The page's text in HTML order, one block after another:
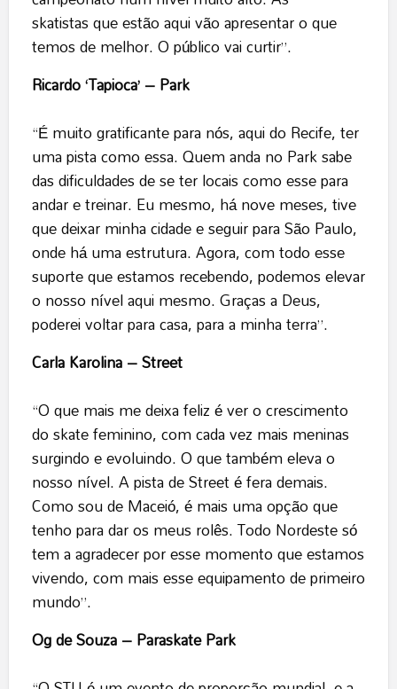
skatistas que estão aqui vão apresentar o que
temos de melhor. O público vai curtir”.
Ricardo ‘Tapioca’ – Park
“É muito gratificante para nós, aqui do Recife, ter
uma pista como essa. Quem anda no Park sabe
das dificuldades de se ter locais como esse para
andar e treinar. Eu mesmo, há nove meses, tive
que deixar minha cidade e seguir para São Paulo,
onde há uma estrutura. Agora, com todo esse
suporte que estamos recebendo, podemos elevar
o nosso nível aqui mesmo. Graças a Deus,
poderei voltar para casa, para a minha terra”.
Carla Karolina – Street
“O que mais me deixa feliz é ver o crescimento
do skate feminino, com cada vez mais meninas
surgindo e evoluindo. O que também eleva o
nosso nível. A pista de Street é fera demais.
Como sou de Maceió, é mais uma opção que
tenho para dar os meus rolês. Todo Nordeste só
tem a agradecer por esse momento que estamos
vivendo, com mais esse equipamento de primeiro
mundo”.
Og de Souza – Paraskate Park